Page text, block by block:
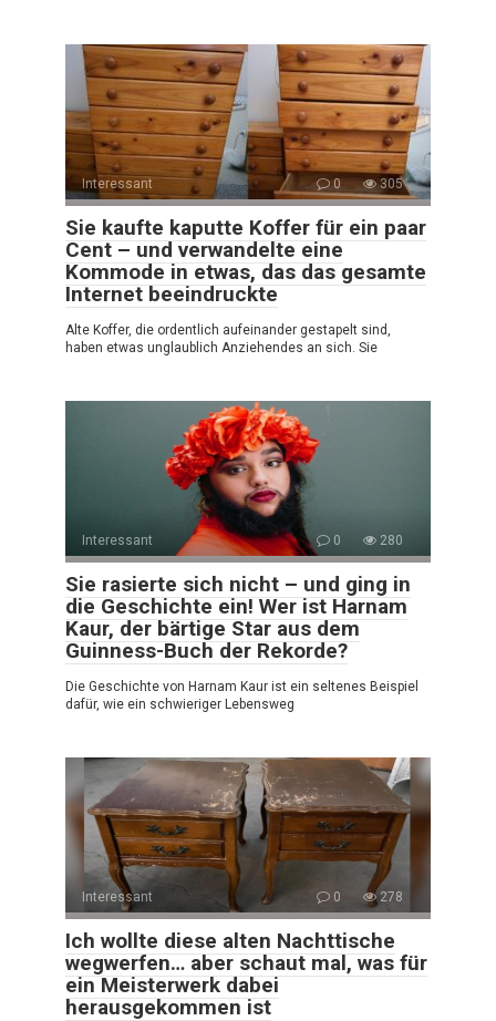
Interessant 0 305
Sie kaufte kaputte Koffer für ein paar
Cent – und verwandelte eine
Kommode in etwas, das das gesamte
Internet beeindruckte
Alte Koffer, die ordentlich aufeinander gestapelt sind,
haben etwas unglaublich Anziehendes an sich. Sie
Interessant 0 280
Sie rasierte sich nicht – und ging in
die Geschichte ein! Wer ist Harnam
Kaur, der bärtige Star aus dem
Guinness-Buch der Rekorde?
Die Geschichte von Harnam Kaur ist ein seltenes Beispiel
dafür, wie ein schwieriger Lebensweg
Interessant 0 278
Ich wollte diese alten Nachttische
wegwerfen… aber schaut mal, was für
ein Meisterwerk dabei
herausgekommen ist